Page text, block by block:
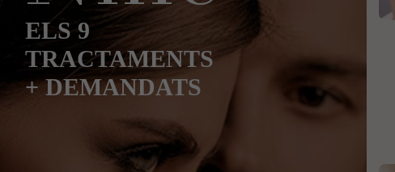
ELS 9
TRACTAMENTS
+ DEMANDATS